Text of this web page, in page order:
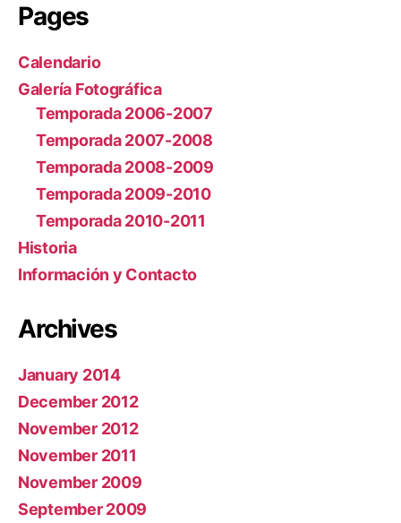
Pages
Calendario
Galería Fotográfica
Temporada 2006-2007
Temporada 2007-2008
Temporada 2008-2009
Temporada 2009-2010
Temporada 2010-2011
Historia
Información y Contacto
Archives
January 2014
December 2012
November 2012
November 2011
November 2009
September 2009